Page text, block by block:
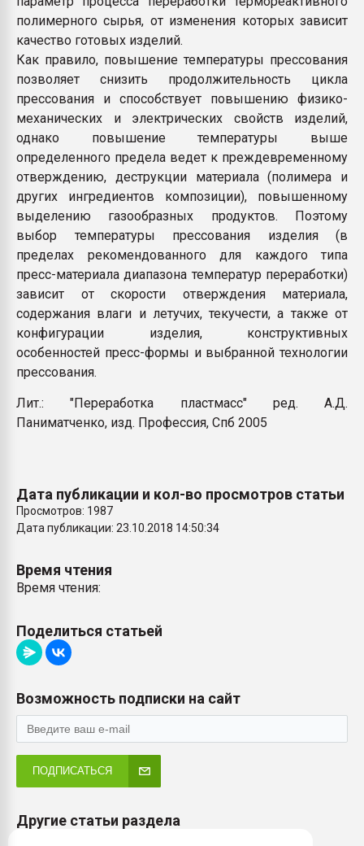
бутылок
ПЕРЕЙТИ НА
полимерного сырья, от изменения которых зависит
качество готовых изделий.
Как правило, повышение температуры прессования
позволяет снизить продолжительность цикла
прессования и способствует повышению физико-
механических и электрических свойств изделий,
однако повышение температуры выше
определенного предела ведет к преждевременному
отверждению, деструкции материала (полимера и
других ингредиентов композиции), повышенному
выделению газообразных продуктов. Поэтому
выбор температуры прессования изделия (в
пределах рекомендованного для каждого типа
пресс-материала диапазона температур переработки)
зависит от скорости отверждения материала,
содержания влаги и летучих, текучести, а также от
конфигурации изделия, конструктивных
особенностей пресс-формы и выбранной технологии
прессования.
Лит.: "Переработка пластмасс" ред. А.Д.
Паниматченко, изд. Профессия, Спб 2005
Дата публикации и кол-во просмотров статьи
Просмотров: 1987
Дата публикации: 23.10.2018 14:50:34
Время чтения
Время чтения:
Поделиться статьей
Возможность подписки на сайт
ПОДПИСАТЬСЯ
Другие статьи раздела